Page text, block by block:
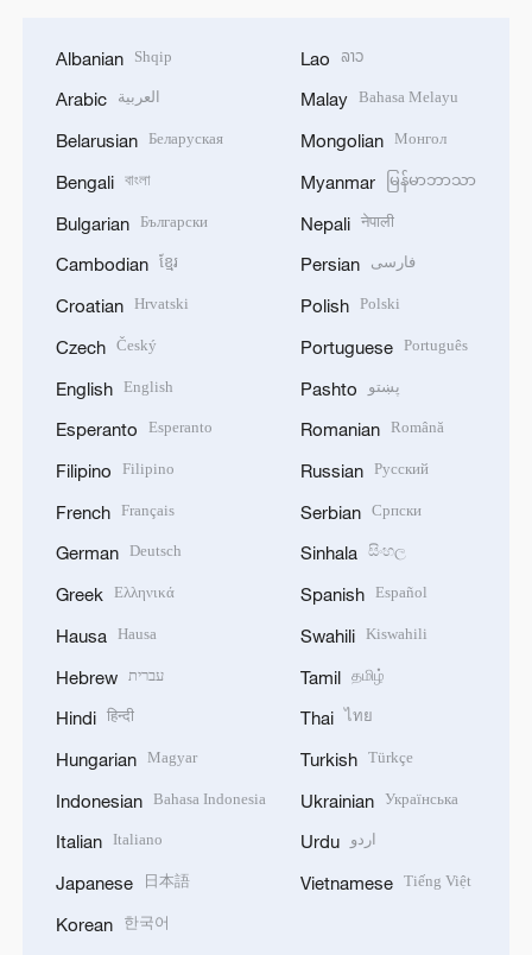
Albanian Shqip
Arabic العربية
Belarusian Беларуская
Bengali বাংলা
Bulgarian Български
Cambodian ខ្មែរ
Croatian Hrvatski
Czech Český
English English
Esperanto Esperanto
Filipino Filipino
French Français
German Deutsch
Greek Ελληνικά
Hausa Hausa
Hebrew עברית
Hindi हिन्दी
Hungarian Magyar
Indonesian Bahasa Indonesia
Italian Italiano
Japanese 日本語
Korean 한국어
Lao ລາວ
Malay Bahasa Melayu
Mongolian Монгол
Myanmar မြန်မာဘာသာ
Nepali नेपाली
Persian فارسی
Polish Polski
Portuguese Português
Pashto پښتو
Romanian Română
Russian Русский
Serbian Српски
Sinhala සිංහල
Spanish Español
Swahili Kiswahili
Tamil தமிழ்
Thai ไทย
Turkish Türkçe
Ukrainian Українська
Urdu اردو
Vietnamese Tiếng Việt